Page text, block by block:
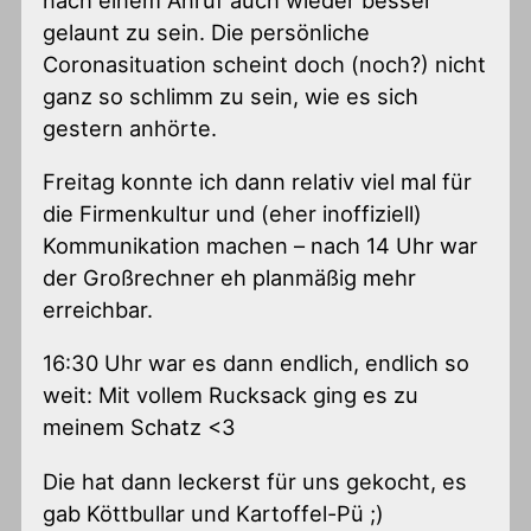
gelaunt zu sein. Die persönliche
Coronasituation scheint doch (noch?) nicht
ganz so schlimm zu sein, wie es sich
gestern anhörte.
Freitag konnte ich dann relativ viel mal für
die Firmenkultur und (eher inoffiziell)
Kommunikation machen – nach 14 Uhr war
der Großrechner eh planmäßig mehr
erreichbar.
16:30 Uhr war es dann endlich, endlich so
weit: Mit vollem Rucksack ging es zu
meinem Schatz <3
Die hat dann leckerst für uns gekocht, es
gab Köttbullar und Kartoffel-Pü ;)